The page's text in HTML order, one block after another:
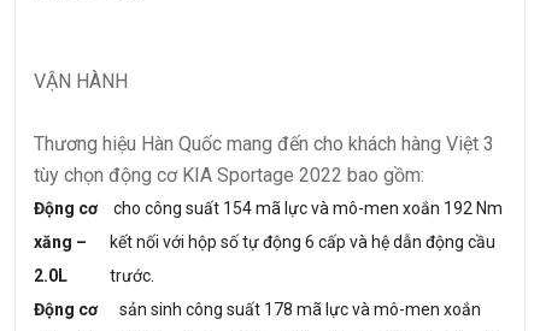
VẬN HÀNH
Thương hiệu Hàn Quốc mang đến cho khách hàng Việt 3
tùy chọn động cơ KIA Sportage 2022 bao gồm:
Động cơ
xăng –
2.0L
cho công suất 154 mã lực và mô-men xoắn 192 Nm
kết nối với hộp số tự động 6 cấp và hệ dẫn động cầu
trước.
Động cơ
sản sinh công suất 178 mã lực và mô-men xoắn